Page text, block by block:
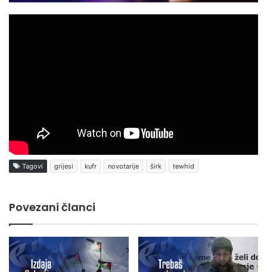
Tagovi grijesi kufr novotarije širk tewhid
Povezani članci